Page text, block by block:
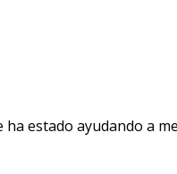
estado ayudando a